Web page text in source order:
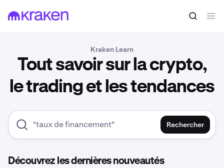
Kraken Learn
Tout savoir sur la crypto,
le trading et les tendances
Rechercher
Découvrez les dernières nouveautés